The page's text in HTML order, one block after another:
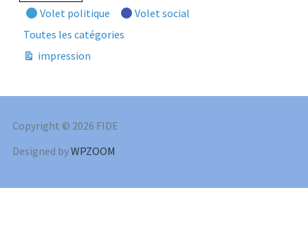
Volet politique
Volet social
Toutes les catégories
Vue
impression
Copyright © 2026 FIDE
Designed byWPZOOM